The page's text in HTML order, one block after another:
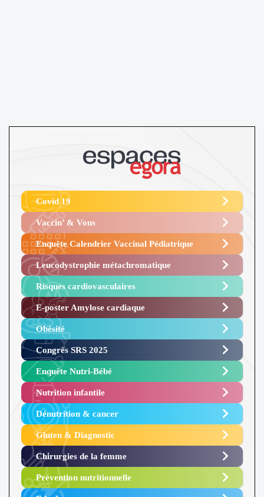
Covid 19
Vaccin’ & Vous
Enquête Calendrier Vaccinal Pédiatrique
Leucodystrophie métachromatique
Risques cardiovasculaires
E-poster Amylose cardiaque ​
Obésité ​
Congrès SRS 2025 ​
Enquête Nutri-Bébé ​
Nutrition infantile
Dénutrition & cancer
Gluten & Diagnostic
Chirurgies de la femme
Prévention nutritionnelle